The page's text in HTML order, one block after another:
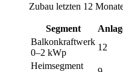
Zubau letzten 12
Segment
Balkonkraftwerk
0–2 kWp
12
Heimsegment